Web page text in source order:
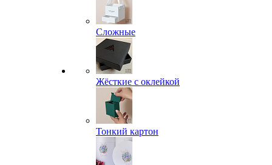
Сложные
Жёсткие с оклейкой
Тонкий картон